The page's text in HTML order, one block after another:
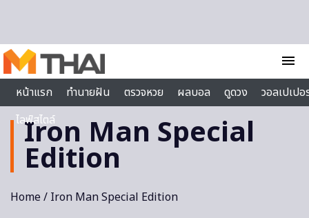
menu
หน้าแรก
ทำนายฝัน ตรวจหวย ผลบอล ดูดวง
วอลเปเป
ไลฟ์สไตล์
Iron Man Special
Edition
Home/ Iron Man Special Edition